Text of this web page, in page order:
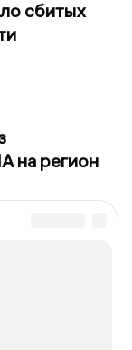
сбитых
на регион